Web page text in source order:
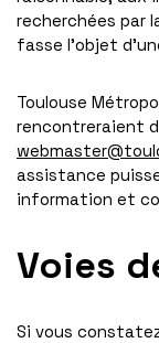
recherchées par
fasse l’objet
Toulouse
rencontreraient
assistance
information et
Voies
Si vous